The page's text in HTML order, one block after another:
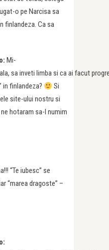
o pe Narcisa sa
finlandeza. Ca sa
Mi-
sa inveti limba si ca ai facut
in finlandeza?
Si
site-ului nostru si
hotaram sa-l numim
“Te iubesc” se
“marea dragoste” –